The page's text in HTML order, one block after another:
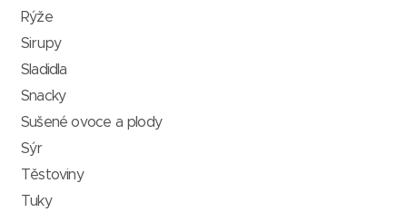
Rýže
Sirupy
Sladidla
Snacky
Sušené ovoce a plody
Sýr
Těstoviny
Tuky